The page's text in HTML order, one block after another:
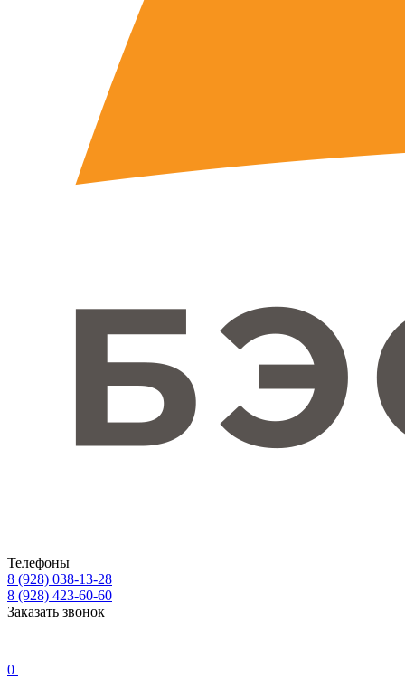
Телефоны
8 (928) 038-13-28
8 (928) 423-60-60
Заказать звонок
0